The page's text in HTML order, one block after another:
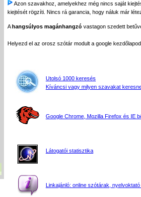
Azon szavakhoz, amelyekhez még nincs saját
kiejtését rögzíti. Nincs rá garancia, hogy náluk már
Ahangsúlyos magánhangzó vastagon szedett
Helyezd el az orosz szótár modult a google
Utolsó 1000 keresés
Kíváncsi vagy milyen szavakat
Google Chrome, Mozilla Firefox és IE
Látogatói statisztika
Linkajánló: online szótárak, nyelvoktató